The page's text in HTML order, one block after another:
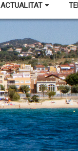
ACTUALITAT